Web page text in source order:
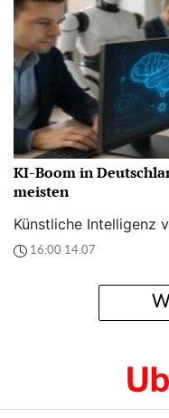
KI-Boom in
meisten
Künstliche Intelligenz
16:00 14.07